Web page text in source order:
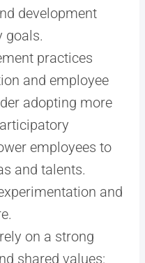
development
goals.
practices
and employee
adopting more
employees to
and talents.
and
on a strong
shared values: